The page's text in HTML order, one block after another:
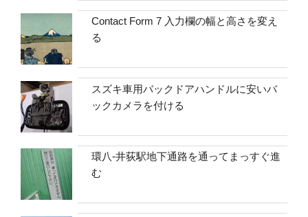
Contact Form 7 入力欄の幅と高さを変え
る
スズキ車用バックドアハンドルに安いバ
ックカメラを付ける
環八-井荻駅地下通路を通ってまっすぐ進
む